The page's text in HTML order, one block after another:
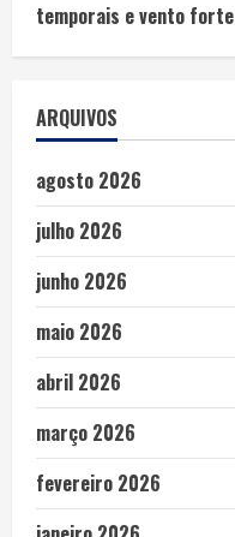
temporais e vento forte
ARQUIVOS
agosto 2026
julho 2026
junho 2026
maio 2026
abril 2026
março 2026
fevereiro 2026